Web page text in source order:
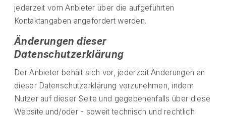
jederzeit vom Anbieter über die aufgeführten
Kontaktangaben angefordert werden.
Änderungen dieser
Datenschutzerklärung
Der Anbieter behält sich vor, jederzeit Änderungen an
dieser Datenschutzerklärung vorzunehmen, indem
Nutzer auf dieser Seite und gegebenenfalls über diese
Website und/oder - soweit technisch und rechtlich